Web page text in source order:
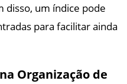
disso, um índice pode
para facilitar ainda
Organização de